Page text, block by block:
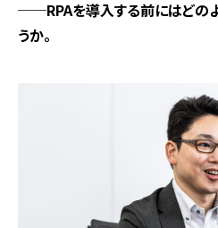
──RPAを導入する前にはどの
うか。